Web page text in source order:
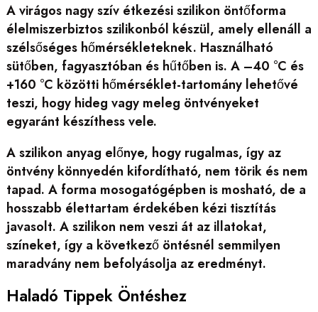
A virágos nagy szív étkezési szilikon öntőforma
élelmiszerbiztos szilikonból készül, amely ellenáll a
szélsőséges hőmérsékleteknek. Használható
sütőben, fagyasztóban és hűtőben is. A –40 °C és
+160 °C közötti hőmérséklet-tartomány lehetővé
teszi, hogy hideg vagy meleg öntvényeket
egyaránt készíthess vele.
A szilikon anyag előnye, hogy rugalmas, így az
öntvény könnyedén kifordítható, nem törik és nem
tapad. A forma mosogatógépben is mosható, de a
hosszabb élettartam érdekében kézi tisztítás
javasolt. A szilikon nem veszi át az illatokat,
színeket, így a következő öntésnél semmilyen
maradvány nem befolyásolja az eredményt.
Haladó Tippek Öntéshez